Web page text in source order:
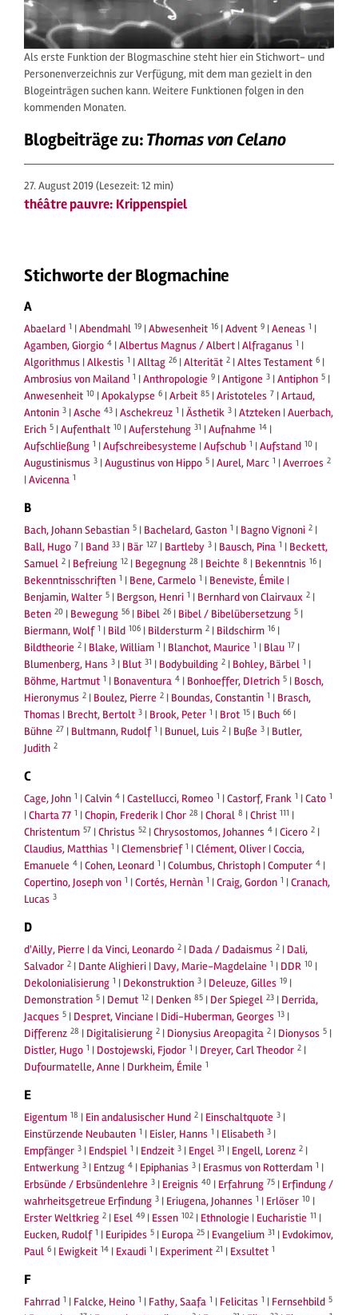
Als erste Funktion der Blogmaschine steht hier ein Stichwort- und
Personenverzeichnis zur Verfügung, mit dem man gezielt in den
Blogeinträgen suchen kann. Weitere Funktionen folgen in den
kommenden Monaten.
Blogbeiträge zu:Thomas von Celano
27. August 2019(Lesezeit: 12 min)
théâtre pauvre: Krippenspiel
Stichworte der Blogmachine
A
Abaelard 1 |Abendmahl 19 |Abwesenheit 16 |Advent 9 |Aeneas 1 |
Agamben, Giorgio 4 |Albertus Magnus / Albert |Alfraganus 1 |
Algorithmus |Alkestis 1 |Alltag 26 |Alterität 2 |Altes Testament 6 |
Ambrosius von Mailand 1 |Anthropologie 9 |Antigone 3 |Antiphon 5 |
Anwesenheit 10 |Apokalypse 6 |Arbeit 85 |Aristoteles 7 |Artaud,
Antonin 3 |Asche 43 |Aschekreuz 1 |Ästhetik 3 |Atzteken |Auerbach,
Erich 5 |Aufenthalt 10 |Auferstehung 31 |Aufnahme 14 |
Aufschließung 1 |Aufschreibesysteme |Aufschub 1 |Aufstand 10 |
Augustinismus 3 |Augustinus von Hippo 5 |Aurel, Marc 1 |Averroes 2
|Avicenna 1
B
Bach, Johann Sebastian 5 | Bachelard, Gaston 1 | Bagno Vignoni 2 |
Ball, Hugo 7 | Band 33 | Bär 127 | Bartleby 3 | Bausch, Pina 1 | Beckett,
Samuel 2 | Befreiung 12 | Begegnung 28 | Beichte 8 | Bekenntnis 16 |
Bekenntnisschriften 1 | Bene, Carmelo 1 | Beneviste, Émile |
Benjamin, Walter 5 | Bergson, Henri 1 | Bernhard von Clairvaux 2 |
Beten 20 | Bewegung 56 | Bibel 26 | Bibel / Bibelübersetzung 5 |
Biermann, Wolf 1 | Bild 106 | Bildersturm 2 | Bildschirm 16 |
Bildtheorie 2 | Blake, William 1 | Blanchot, Maurice 1 | Blau 17 |
Blumenberg, Hans 3 | Blut 31 | Bodybuilding 2 | Bohley, Bärbel 1 |
Böhme, Hartmut 1 | Bonaventura 4 | Bonhoeffer, DIetrich 5 | Bosch,
Hieronymus 2 | Boulez, Pierre 2 | Boundas, Constantin 1 | Brasch,
Thomas | Brecht, Bertolt 3 | Brook, Peter 1 | Brot 15 | Buch 66 |
Bühne 27 | Bultmann, Rudolf 1 | Bunuel, Luis 2 | Buße 3 | Butler,
Judith 2
C
Cage, John 1 |Calvin 4 |Castellucci, Romeo 1 |Castorf, Frank 1 |Cato 1
|Charta 77 1 |Chopin, Frederik |Chor 28 |Choral 8 |Christ 111 |
Christentum 57 |Christus 52 |Chrysostomos, Johannes 4 |Cicero 2 |
Claudius, Matthias 1 |Clemensbrief 1 |Clément, Oliver |Coccia,
Emanuele 4 |Cohen, Leonard 1 |Columbus, Christoph |Computer 4 |
Copertino, Joseph von 1 |Cortés, Hernàn 1 |Craig, Gordon 1 |Cranach,
Lucas 3
D
d'Ailly, Pierre |da Vinci, Leonardo 2 | Dada / Dadaismus 2 | Dali,
Salvador 2 | Dante Alighieri | Davy, Marie-Magdelaine 1 | DDR 10 |
Dekolonialisierung 1 | Dekonstruktion 3 | Deleuze, Gilles 19 |
Demonstration 5 | Demut 12 | Denken 85 | Der Spiegel 23 | Derrida,
Jacques 5 | Despret, Vinciane | Didi-Huberman, Georges 13 |
Differenz 28 | Digitalisierung 2 | Dionysius Areopagita 2 | Dionysos 5 |
Distler, Hugo 1 | Dostojewski, Fjodor 1 | Dreyer, Carl Theodor 2 |
Dufourmatelle, Anne | Durkheim, Émile 1
E
Eigentum 18 | Ein andalusischer Hund 2 | Einschaltquote 3 |
Einstürzende Neubauten 1 | Eisler, Hanns 1 | Elisabeth 3 |
Empfänger 3 | Endspiel 1 | Endzeit 3 | Engel 31 | Engell, Lorenz 2 |
Entwerkung 3 | Entzug 4 | Epiphanias 3 | Erasmus von Rotterdam 1 |
Erbsünde / Erbsündenlehre 3 | Ereignis 40 | Erfahrung 75 | Erfindung /
wahrheitsgetreue Erfindung 3 | Eriugena, Johannes 1 | Erlöser 10 |
Erster Weltkrieg 2 | Esel 49 | Essen 102 | Ethnologie | Eucharistie 11 |
Eucken, Rudolf 1 | Euripides 5 | Europa 25 | Evangelium 31 | Evdokimov,
Paul 6 | Ewigkeit 14 | Exaudi 1 | Experiment 21 | Exsultet 1
F
Fahrrad 1 | Falcke, Heino 1 | Fathy, Saafa 1 | Felicitas 1 | Fernsehbild 5